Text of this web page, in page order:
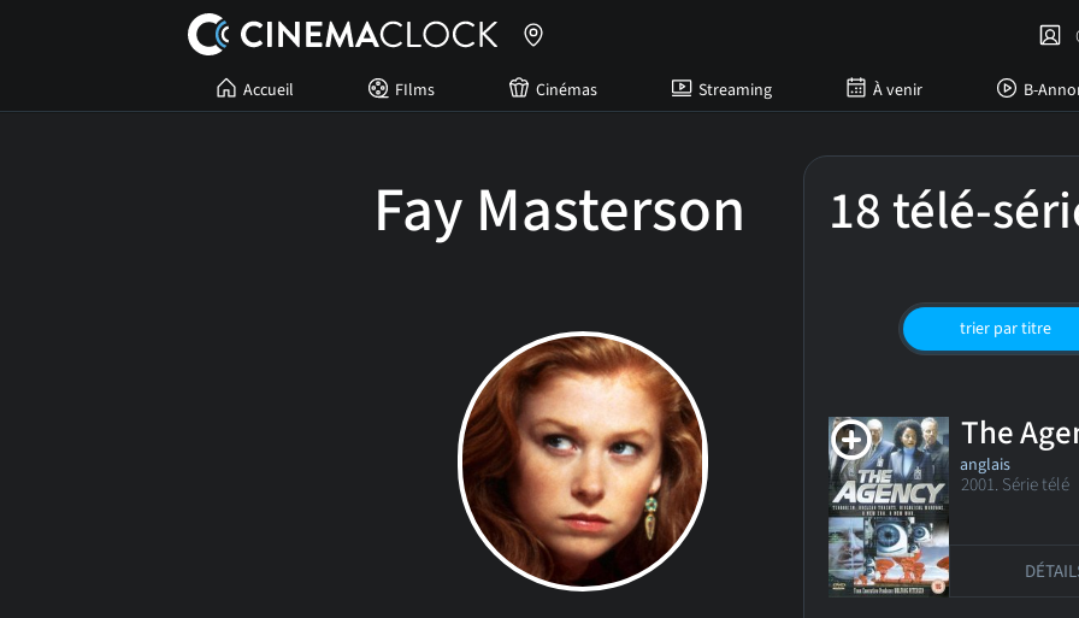
Accueil FIlms Cinémas Streaming À venir B-
Fay Masterson 18 télé-
trier par titre
The
anglais
2001. Série